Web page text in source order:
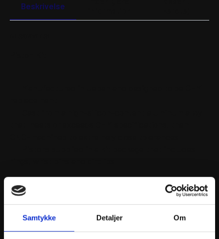
Samtykke Detaljer Om
Beskrivelse